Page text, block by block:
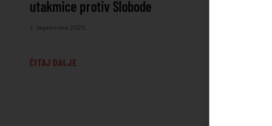
utakmice protiv Slobode
7. Septembra 2025.
ČITAJ DALJE